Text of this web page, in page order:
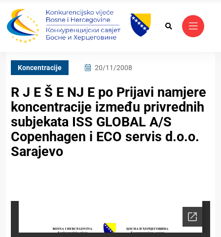
Koncentracije 20/11/2008
R J E Š E NJ E po Prijavi namjere
koncentracije između privrednih
subjekata ISS GLOBAL A/S
Copenhagen i ECO servis d.o.o.
Sarajevo